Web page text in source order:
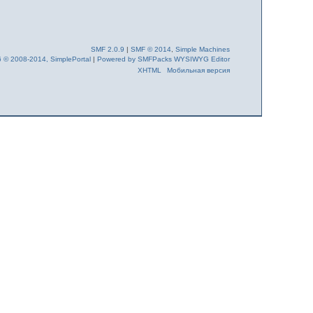
SMF 2.0.9 |SMF © 2014 ,Simple Machines
© 2008-2014, SimplePortal |Powered by SMFPacks WYSIWYG Editor
XHTML
Мобильная версия